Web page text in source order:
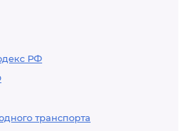
РФ
транспорта